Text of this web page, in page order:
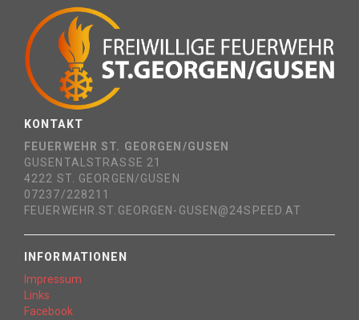
KONTAKT
FEUERWEHR ST. GEORGEN/GUSEN
GUSENTALSTRASSE 21
4222 ST. GEORGEN/GUSEN
07237/228211
FEUERWEHR.ST.GEORGEN-GUSEN@24SPEED.AT
INFORMATIONEN
Impressum
Links
Facebook